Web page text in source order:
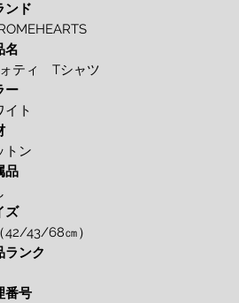
ンド
名
ティ Tシャツ
ー
イト
トン
品
ズ
42/43/68㎝）
ランク
番号